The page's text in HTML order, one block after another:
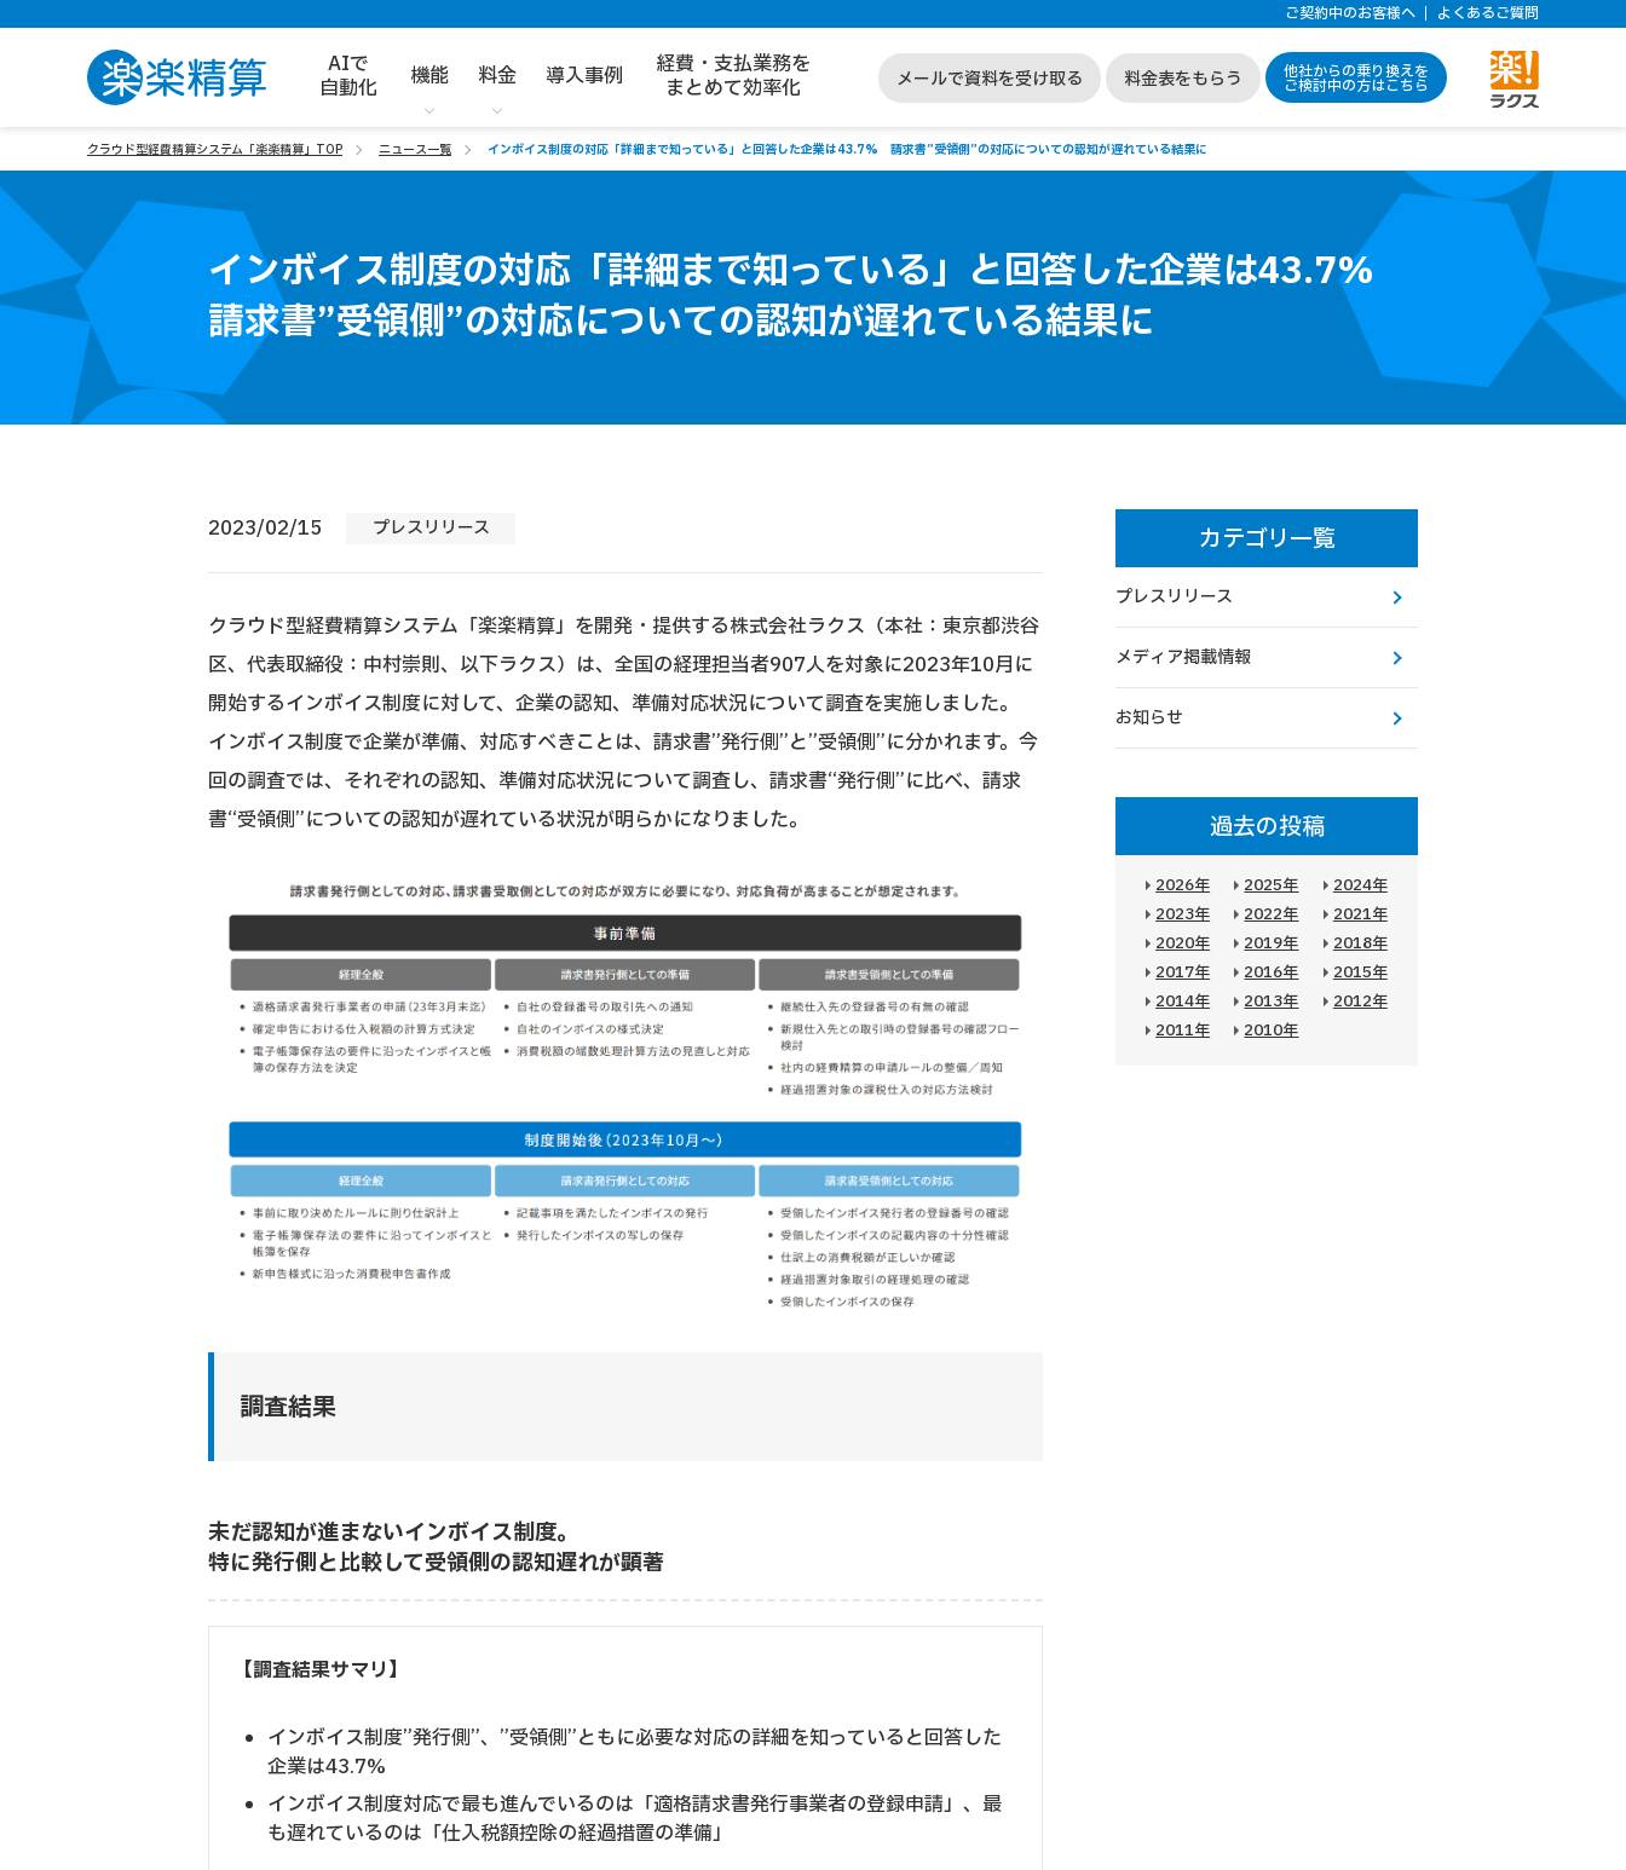
ご契約中のお客様へ よくあるご質問
AIで
自動化
機能 料金 導入事例
経費・支払業務を
まとめて効率化
メールで資料を受け取る 料金表をもらう 他社からの乗り換えを
ご検討中の方はこちら
クラウド型経費精算システム「楽楽精算」TOP ニュース一覧 インボイス制度の対応「詳細まで知っている」と回答した企業は43.7% 請求書”受領側”の対応についての認知が遅れている結果に
インボイス制度の対応「詳細まで知っている」と回答した企業は43.7%
請求書”受領側”の対応についての認知が遅れている結果に
2023/02/15 プレスリリース
クラウド型経費精算システム「楽楽精算」を開発・提供する株式会社ラクス（本社：東京都渋谷
区、代表取締役：中村崇則、以下ラクス）は、全国の経理担当者907人を対象に2023年10月に
開始するインボイス制度に対して、企業の認知、準備対応状況について調査を実施しました。
インボイス制度で企業が準備、対応すべきことは、請求書”発行側”と”受領側”に分かれます。今
回の調査では、それぞれの認知、準備対応状況について調査し、請求書“発行側”に比べ、請求
書“受領側”についての認知が遅れている状況が明らかになりました。
調査結果
未だ認知が進まないインボイス制度。
特に発行側と比較して受領側の認知遅れが顕著
【調査結果サマリ】
インボイス制度”発行側”、”受領側”ともに必要な対応の詳細を知っていると回答した
企業は43.7%
インボイス制度対応で最も進んでいるのは「適格請求書発行事業者の登録申請」、最
も遅れているのは「仕入税額控除の経過措置の準備」
カテゴリ一覧
プレスリリース
メディア掲載情報
お知らせ
過去の投稿
2026年 2025年
2024年
2023年
2022年
2021年
2020年
2019年
2018年
2017年
2016年
2015年
2014年
2013年
2012年
2011年
2010年